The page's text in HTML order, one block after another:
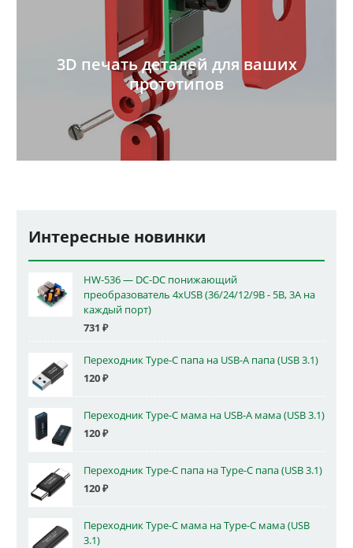
3D печать деталей для ваших
прототипов
Интересные новинки
HW-536 — DC-DC понижающий
преобразователь 4xUSB (36/24/12/9В - 5В, 3А на
каждый порт)
731 ₽
Переходник Type-C папа на USB-A папа (USB 3.1)
120₽
Переходник Type-C мама на USB-A мама (USB 3.1)
120₽
Переходник Type-C папа на Type-C папа (USB 3.1)
120₽
Переходник Type-C мама на Type-C мама (USB
3.1)